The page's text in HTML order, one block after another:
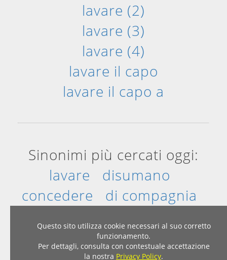
lavare (2)
lavare (3)
lavare (4)
lavare il capo
lavare il capo a
Sinonimi più cercati oggi:
lavare
disumano
concedere
di compagnia
Home|Privacy & Cookies
Questo sito utilizza cookie necessari al suo corretto
funzionamento.
Per dettagli, consulta con contestuale accettazione
la nostra Privacy Policy.